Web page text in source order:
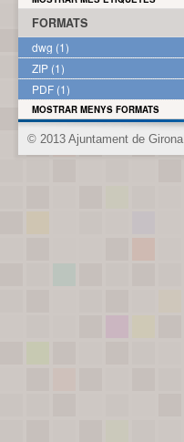
FORMATS
dwg (1)
ZIP (1)
PDF (1)
MOSTRAR MENYS FORMATS
© 2013 Ajuntament de Girona